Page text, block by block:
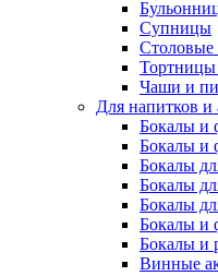
Супницы
Столовые
Тортницы
Чаши и
Для напитков и
Бокалы и
Бокалы и
Бокалы
Бокалы
Бокалы
Бокалы и
Бокалы и
Винные